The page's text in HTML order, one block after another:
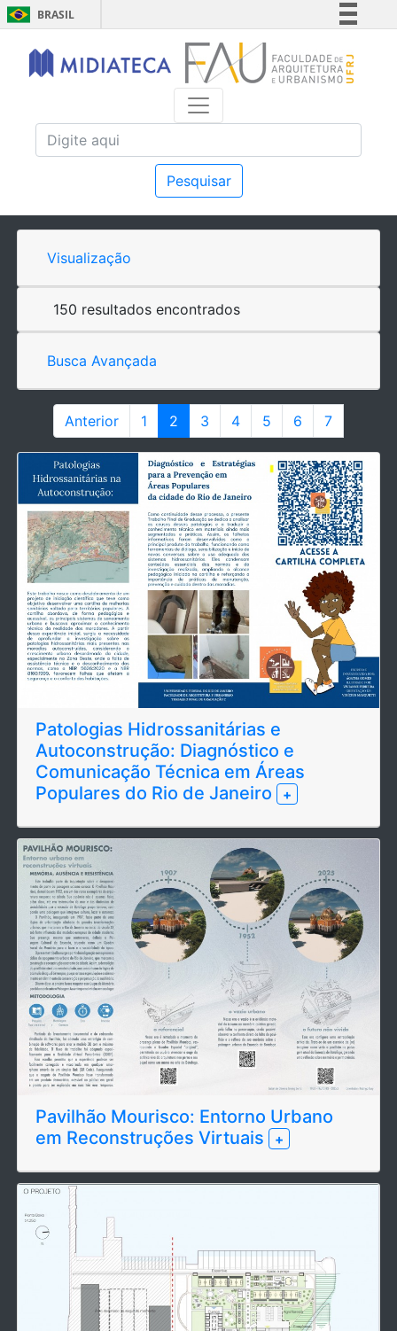
BRASIL
Simplifique!
Comunica BR
Acesso à informação
Pesquisar
Visualização
150 resultados encontrados
Busca Avançada
Anterior 1 2 3 4 5 6 7
Patologias Hidrossanitárias e
Autoconstrução: Diagnóstico e
Comunicação Técnica em Áreas
Populares do Rio de Janeiro
+
Pavilhão Mourisco: Entorno Urbano
em Reconstruções Virtuais
+